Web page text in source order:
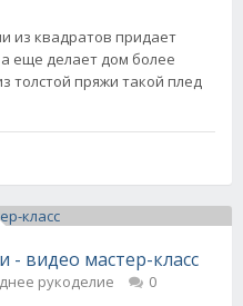
из квадратов придает
еще делает дом более
толстой пряжи такой плед
- видео мастер-класс
рукоделие 0